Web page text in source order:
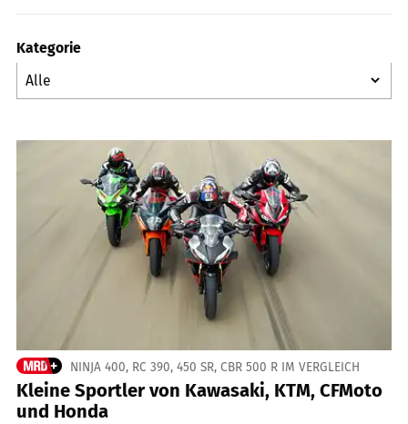
Kategorie
NINJA 400, RC 390, 450 SR, CBR 500 R IM VERGLEICH
Kleine Sportler von Kawasaki, KTM, CFMoto
und Honda